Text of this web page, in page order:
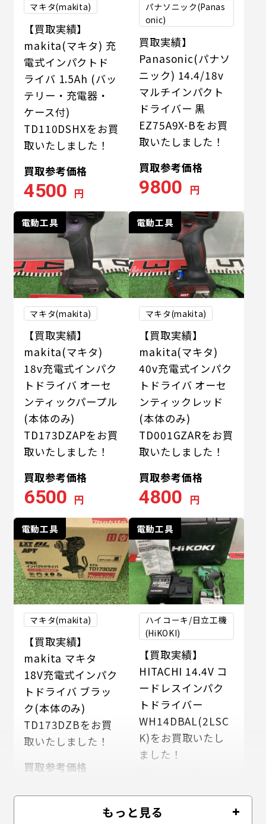
マキタ(makita)
【買取実績】
makita(マキタ) 充
電式インパクトド
ライバ 1.5Ah (バッ
テリー・充電器・
ケース付)
TD110DSHXをお買
取いたしました！
買取参考価格
4500 円
パナソニック(Panas
onic)
買取実績】
Panasonic(パナソ
ニック) 14.4/18v
マルチインパクト
ドライバー 黒
EZ75A9X-Bをお買
取いたしました！
買取参考価格
9800 円
電動工具
マキタ(makita)
【買取実績】
makita(マキタ)
18v充電式インパク
トドライバ オーセ
ンティックパープル
(本体のみ)
TD173DZAPをお買
取いたしました！
買取参考価格
6500 円
電動工具
マキタ(makita)
【買取実績】
makita(マキタ)
40v充電式インパク
トドライバ オーセ
ンティックレッド
(本体のみ)
TD001GZARをお買
取いたしました！
買取参考価格
4800 円
電動工具
マキタ(makita)
【買取実績】
makita マキタ
18V充電式インパク
トドライバ ブラッ
ク(本体のみ)
TD173DZBをお買
取いたしました！
買取参考価格
電動工具
ハイコーキ/日立工機
(HiKOKI)
【買取実績】
HITACHI 14.4V コ
ードレスインパク
トドライバー
WH14DBAL(2LSC
K)をお買取いたし
ました！
2,800
もっと見る